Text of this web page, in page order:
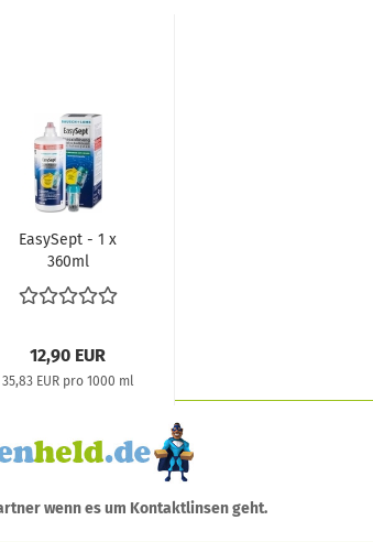
EasySept - 1 x
360ml
12,90 EUR
35,83 EUR pro 1000 ml
wenn es um Kontaktlinsen geht.